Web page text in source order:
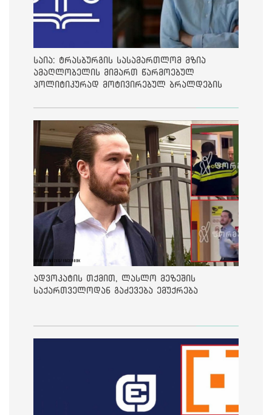
საია: ტრასბურგის სასამართლომ მზია
ამაღლობელის მიმართ წარმოებულ
პოლიტიკურად მოტივირებულ ბრალდების
ადვოკატის თქმით, ლასლო მეზეშის
საქართველოდან გაძევება ემუქრება